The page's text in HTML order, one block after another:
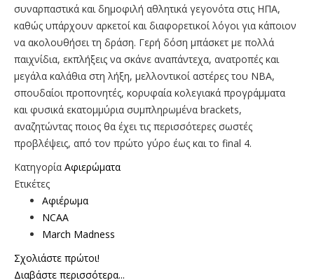
συναρπαστικά και δημοφιλή αθλητικά γεγονότα στις ΗΠΑ,
καθώς υπάρχουν αρκετοί και διαφορετικοί λόγοι για κάποιον
να ακολουθήσει τη δράση. Γερή δόση μπάσκετ με πολλά
παιχνίδια, εκπλήξεις να σκάνε αναπάντεχα, ανατροπές και
μεγάλα καλάθια στη λήξη, μελλοντικοί αστέρες του ΝΒΑ,
σπουδαίοι προπονητές, κορυφαία κολεγιακά προγράμματα
και φυσικά εκατομμύρια συμπληρωμένα brackets,
αναζητώντας ποιος θα έχει τις περισσότερες σωστές
προβλέψεις, από τον πρώτο γύρο έως και το final 4.
Κατηγορία Αφιερώματα
Ετικέτες
Αφιέρωμα
NCAA
March Madness
Σχολιάστε πρώτοι!
Διαβάστε περισσότερα...